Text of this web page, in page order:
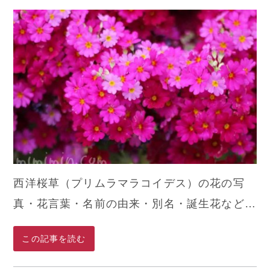
西洋桜草（プリムラマラコイデス）の花の写
真・花言葉・名前の由来・別名・誕生花など…
この記事を読む